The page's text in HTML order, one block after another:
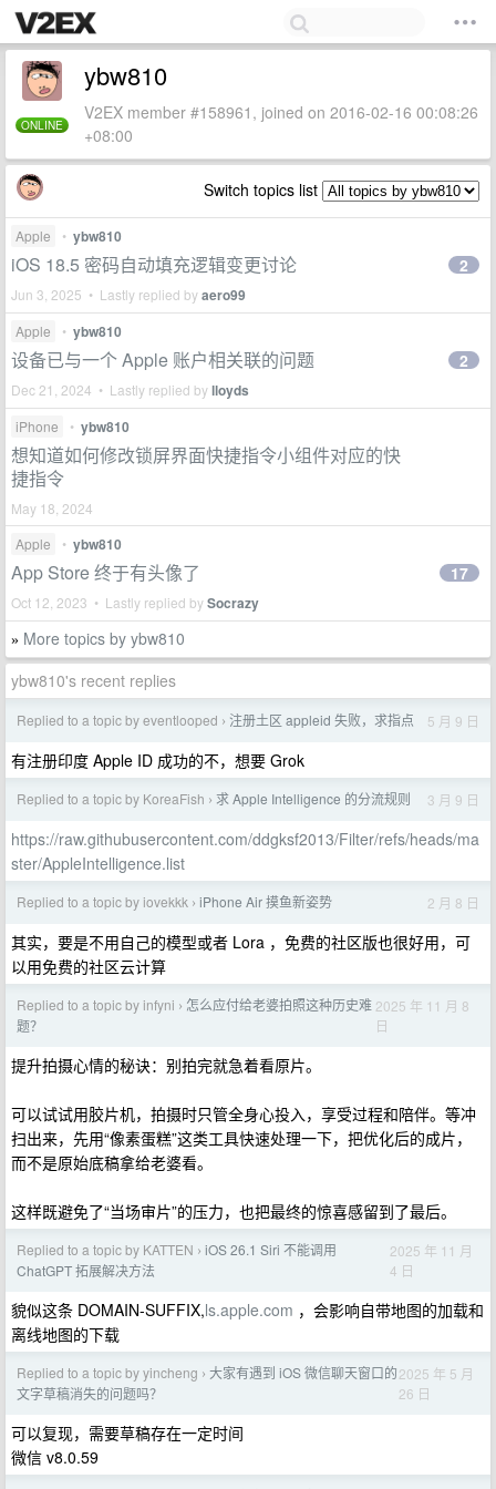
ONLINE
ybw810
V2EX member #158961, joined on 2016-02-16 00:08:26
+08:00
Switch topics list
Apple • ybw810
iOS 18.5 密码自动填充逻辑变更讨论
Jun 3, 2025 • Lastly replied byaero99
2
Apple • ybw810
设备已与一个 Apple 账户相关联的问题
Dec 21, 2024 • Lastly replied bylloyds
2
iPhone • ybw810
想知道如何修改锁屏界面快捷指令小组件对应的快
捷指令
May 18, 2024
Apple
• ybw810
App Store 终于有头像了
Oct 12, 2023 • Lastly replied bySocrazy
17
» More topics by ybw810
ybw810's recent replies
Replied to a topic by eventlooped › 注册土区 appleid 失败，求指点 5 月 9 日
有注册印度 Apple ID 成功的不，想要 Grok
Replied to a topic by KoreaFish › 求 Apple Intelligence 的分流规则 3 月 9 日
https://raw.githubusercontent.com/ddgksf2013/Filter/refs/heads/ma
ster/AppleIntelligence.list
Replied to a topic by iovekkk › iPhone Air 摸鱼新姿势 2 月 8 日
其实，要是不用自己的模型或者 Lora ，免费的社区版也很好用，可
以用免费的社区云计算
Replied to a topic by infyni › 怎么应付给老婆拍照这种历史难
题？
2025 年 11 月 8
日
提升拍摄心情的秘诀：别拍完就急着看原片。
可以试试用胶片机，拍摄时只管全身心投入，享受过程和陪伴。等冲
扫出来，先用“像素蛋糕”这类工具快速处理一下，把优化后的成片，
而不是原始底稿拿给老婆看。
这样既避免了“当场审片”的压力，也把最终的惊喜感留到了最后。
Replied to a topic by KATTEN › iOS 26.1 Siri 不能调用
ChatGPT 拓展解决方法
2025 年 11 月
4 日
貌似这条 DOMAIN-SUFFIX,ls.apple.com ，会影响自带地图的加载和
离线地图的下载
Replied to a topic by yincheng › 大家有遇到 iOS 微信聊天窗口的
文字草稿消失的问题吗？
2025 年 5 月
26 日
可以复现，需要草稿存在一定时间
微信 v8.0.59